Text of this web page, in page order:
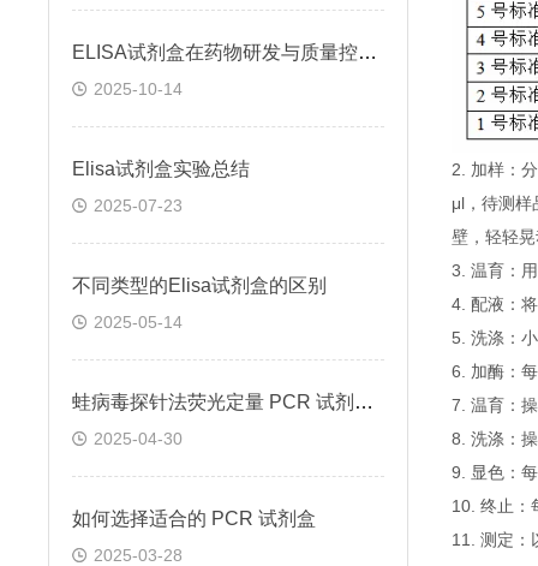
ELISA试剂盒在药物研发与质量控制中的应用实践
2025-10-14
Elisa试剂盒实验总结
2025-07-23
不同类型的Elisa试剂盒的区别
2025-05-14
蛙病毒探针法荧光定量 PCR 试剂盒定量定性检测
2025-04-30
如何选择适合的 PCR 试剂盒
2025-03-28
2. 加样：
μl，待测样
壁，轻轻
3. 温育：
4. 配液：
5. 洗涤：
6. 加酶：
7. 温育：
8. 洗涤：
9. 显色：
10. 终止：
11. 测定：